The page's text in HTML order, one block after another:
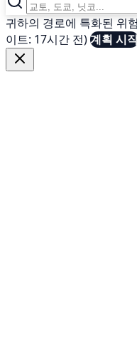
귀하의 경로에 특화된 위
이트: 17시간 전)계획 시